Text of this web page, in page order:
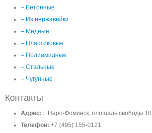
– Бетонные
– Из нержавейки
– Медные
– Пластиковые
– Полиамидные
– Стальные
– Чугунные
Контакты
Адрес: г. Наро-Фоминск, площадь свободы 10
Телефон: +7 (495) 155-0121